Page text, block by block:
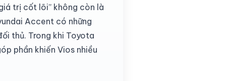
trị cốt lõi” không còn là
Accent có những
thủ. Trong khi Toyota
phần khiến Vios nhiều